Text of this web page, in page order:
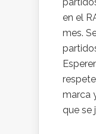
en el
mes.
marca
que se